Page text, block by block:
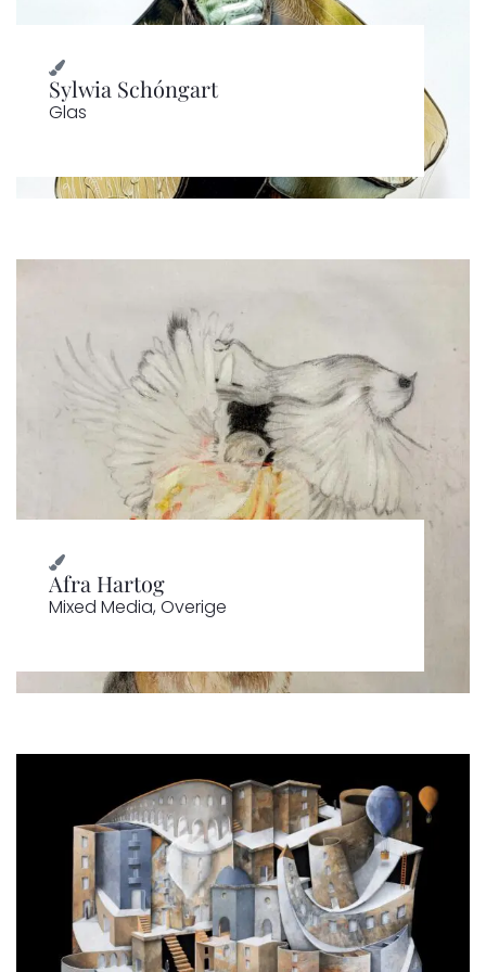
Sylwia Schóngart
Glas
Afra Hartog
Mixed Media, Overige